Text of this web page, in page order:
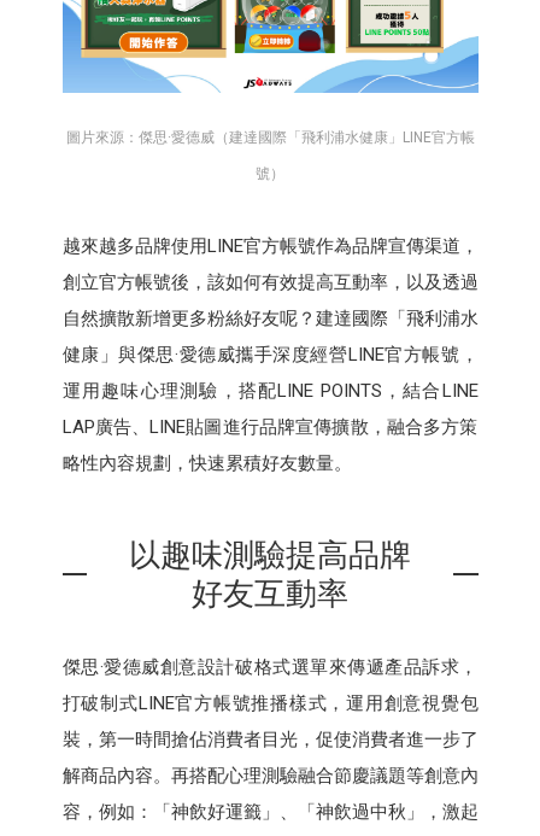
圖片來源：傑思·愛德威（建達國際「飛利浦水健康」LINE官方帳
號）
越來越多品牌使用LINE官方帳號作為品牌宣傳渠道，
創立官方帳號後，該如何有效提高互動率，以及透過
自然擴散新增更多粉絲好友呢？建達國際「飛利浦水
健康」與傑思·愛德威攜手深度經營LINE官方帳號，
運用趣味心理測驗，搭配LINE POINTS，結合LINE
LAP廣告、LINE貼圖進行品牌宣傳擴散，融合多方策
略性內容規劃，快速累積好友數量。
以趣味測驗提高品牌
好友互動率
傑思·愛德威創意設計破格式選單來傳遞產品訴求，
打破制式LINE官方帳號推播樣式，運用創意視覺包
裝，第一時間搶佔消費者目光，促使消費者進一步了
解商品內容。再搭配心理測驗融合節慶議題等創意內
容，例如：「神飲好運籤」、「神飲過中秋」，激起